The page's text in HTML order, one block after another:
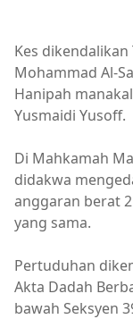
Kes dikendalikan
Mohammad Al-
Hanipah
Yusmaidi Yusoff.
Di Mahkamah
didakwa
anggaran berat
yang sama.
Pertuduhan
Akta Dadah
bawah Seksyen